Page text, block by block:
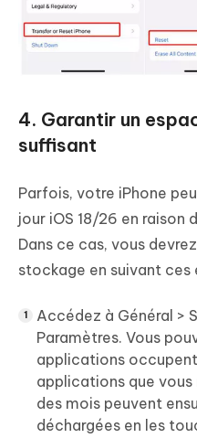
4. Garantir un
suffisant
Parfois, votre iPhone
jour iOS 18/26 en raison
Dans ce cas, vous
stockage en suivant ces
Accédez à Général >
Paramètres. Vous
applications occupent
applications que vous
des mois peuvent
déchargées en les